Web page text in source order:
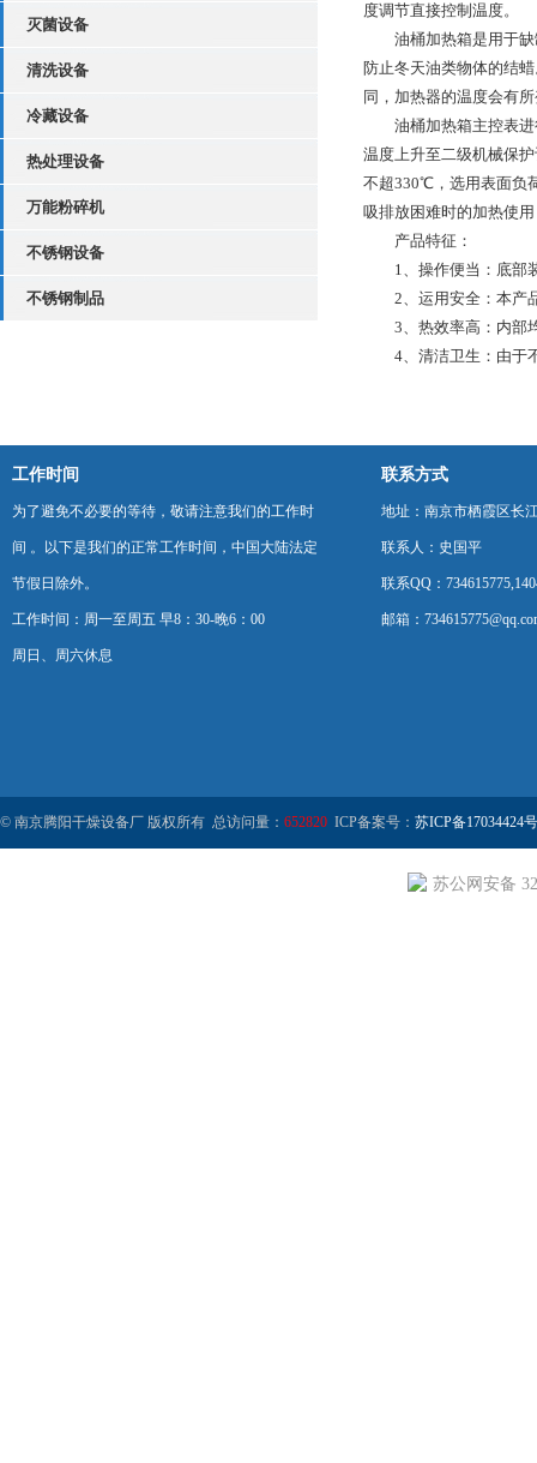
灭菌设备
清洗设备
冷藏设备
热处理设备
万能粉碎机
不锈钢设备
不锈钢制品
度调节直接控制温度。
油桶加热箱是用于缺
防止冬天油类物体的结
同，加热器的温度会有
油桶加热箱主控表进
温度上升至二级机械保
不超330℃，选用表面负
吸排放困难时的加热使
产品特征：
1、操作便当：底部装
2、运用安全：本产品
3、热效率高：内部均
4、清洁卫生：由于不
工作时间
为了避免不必要的等待，敬请注意我们的工作时
间 。以下是我们的正常工作时间，中国大陆法定
节假日除外。
工作时间：周一至周五 早8：30-晚6：00
周日、周六休息
联系方式
地址：南京市栖霞区长
联系人：史国平
联系QQ：
邮箱：
© 南京腾阳干燥设备厂 版权所有 总访问量： 652820 ICP备案号： 苏ICP备17034424
苏公网安备